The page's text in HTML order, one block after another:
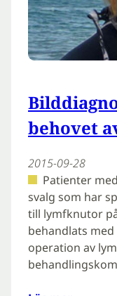
behovet
2015-09-28
Patienter
svalg som har
till lymfknutor
behandlats
operation av